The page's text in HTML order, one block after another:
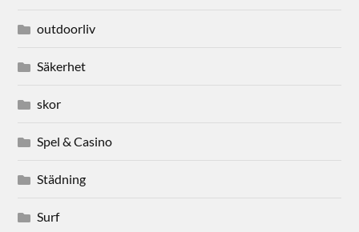
outdoorliv
Säkerhet
skor
Spel & Casino
Städning
Surf